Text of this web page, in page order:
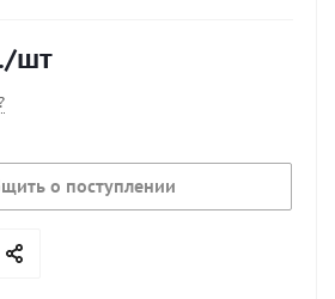
/шт
о поступлении